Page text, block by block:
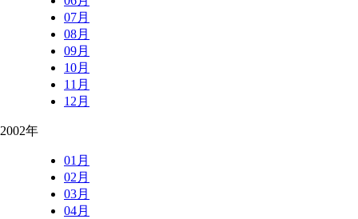
07月
08月
09月
10月
11月
12月
2002年
01月
02月
03月
04月